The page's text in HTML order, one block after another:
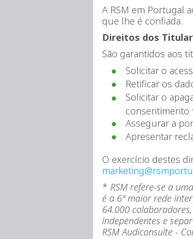
A RSM em Portugal
que lhe é confiada.
Direitos dos
São garantidos aos
Solicitar o
Retificar os
Solicitar o
consentimento
Assegurar a
Apresentar
O exercício destes
* RSM refere-se a
é a 6ª maior rede
64.000
independentes e
RSM Audiconsulte -